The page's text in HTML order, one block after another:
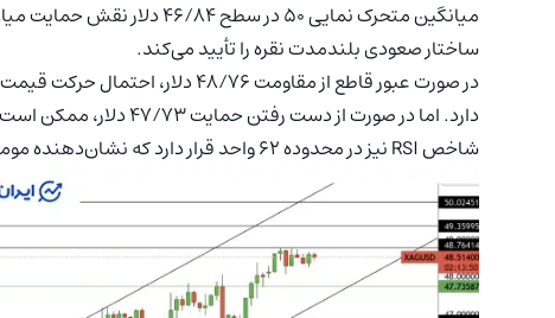
ساختار صعودی بلندمدت نقره را تأیید می‌کند.
دارد. اما در صورت از دست رفتن حمایت ۴۷/۷۳ دلار، ممکن است شاهد اصلاح کوتاه‌مدتی در بازار باشیم.
شاخص RSI نیز در محدوده ۶۲ واحد قرار دارد که نشان‌دهنده مومنتوم مثبت و بدون سیگنال اشباع خرید است.